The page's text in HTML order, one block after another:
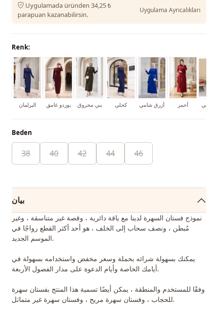
Uygulamada üründen 34,25 ₺
parapuan kazanabilirsin.
Uygulama Ayrıcalıkları
Renk:
البرلمان بوردو غامق بني محروق كحلي أزرق شامي أحمر النيلي
Beden
38 40 42 44 46
بيان
نموذج فستان السهرة لدينا مع ياقة دائرية ، وقصة غير متناسقة ، وغير
مُبطن ، ونصف سحاب إلى الخلف ، هو أحد أكثر القطع رواجًا في
الموسم الجديد.
يمكنك بسهولة شرائه بحملة وسعر مخفض واستخدامه بسهولة في
أيامك الخاصة وأيام الدعوة على مدار الفصول الأربعة.
وفقًا للمستخدم والمنطقة ، يمكن أيضًا تسمية هذا المنتج بفستان سهرة
للحجاب ، وفستان سهرة مريح ، وفستان سهرة غير متماثل.